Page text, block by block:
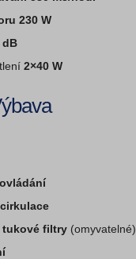
230 W
dB
2×40 W
filtry (omyvatelné)